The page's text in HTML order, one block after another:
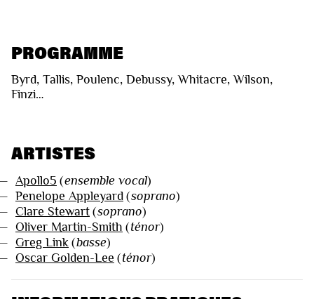
PROGRAMME
Byrd, Tallis, Poulenc, Debussy, Whitacre, Wilson,
Finzi…
ARTISTES
Apollo5 (ensemble vocal)
Penelope Appleyard (soprano)
Clare Stewart (soprano)
Oliver Martin-Smith (ténor)
Greg Link (basse)
Oscar Golden-Lee (ténor)